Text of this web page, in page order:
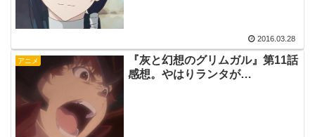
2016.03.28
アニメ
『灰と幻想のグリムガル』第11話
感想。やはりランタが…